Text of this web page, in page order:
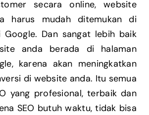
secara online, website
harus mudah ditemukan di
Google. Dan sangat lebih baik
anda berada di halaman
karena akan meningkatkan
di website anda. Itu semua
yang profesional, terbaik dan
SEO butuh waktu, tidak bisa